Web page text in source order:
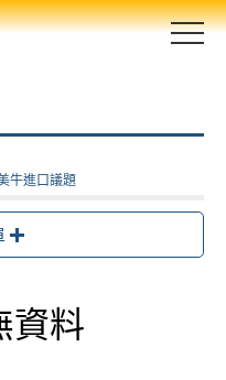
牛進口議題
資料